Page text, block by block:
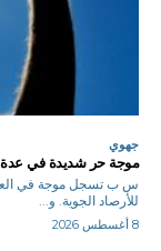
جهوي
موجة حر شديدة في عدة
س ب تسجل موجة في
للأرصاد الجوية. و...
8 أغسطس 2026